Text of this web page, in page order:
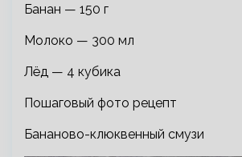
Банан — 150 г
Молоко — 300 мл
Лёд — 4 кубика
Пошаговый фото рецепт
Бананово-клюквенный смузи